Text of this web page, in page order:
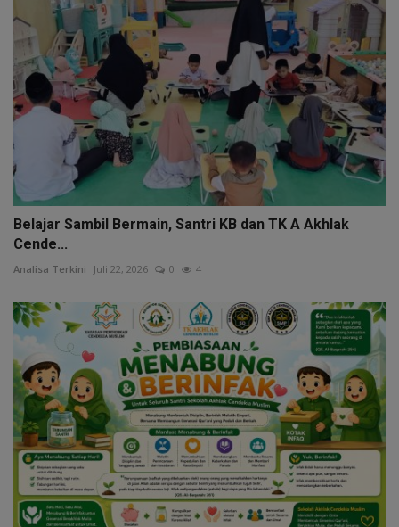
Belajar Sambil Bermain, Santri KB dan TK A Akhlak
Cende...
Analisa Terkini Juli 22, 2026 0 4